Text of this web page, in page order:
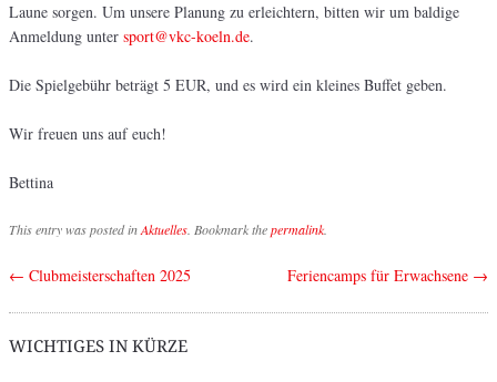
Laune sorgen. Um unsere Planung zu erleichtern, bitten wir um baldige
Anmeldung unter sport@vkc-koeln.de.
Die Spielgebühr beträgt 5 EUR, und es wird ein kleines Buffet geben.
Wir freuen uns auf euch!
Bettina
This entry was posted inAktuelles. Bookmark thepermalink.
Post navigation
← Clubmeisterschaften 2025 Feriencamps für Erwachsene →
WICHTIGES IN KÜRZE